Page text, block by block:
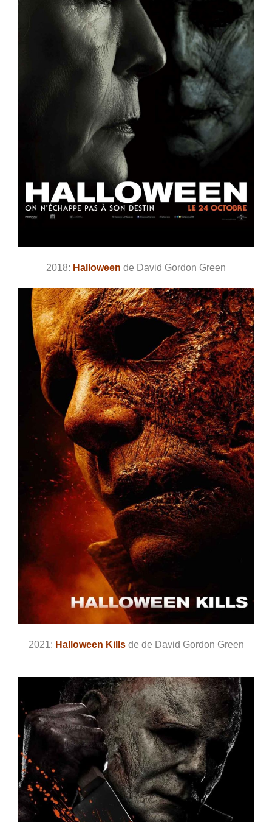
2018: Halloween de David Gordon Green
2021: Halloween Killsde de David Gordon Green